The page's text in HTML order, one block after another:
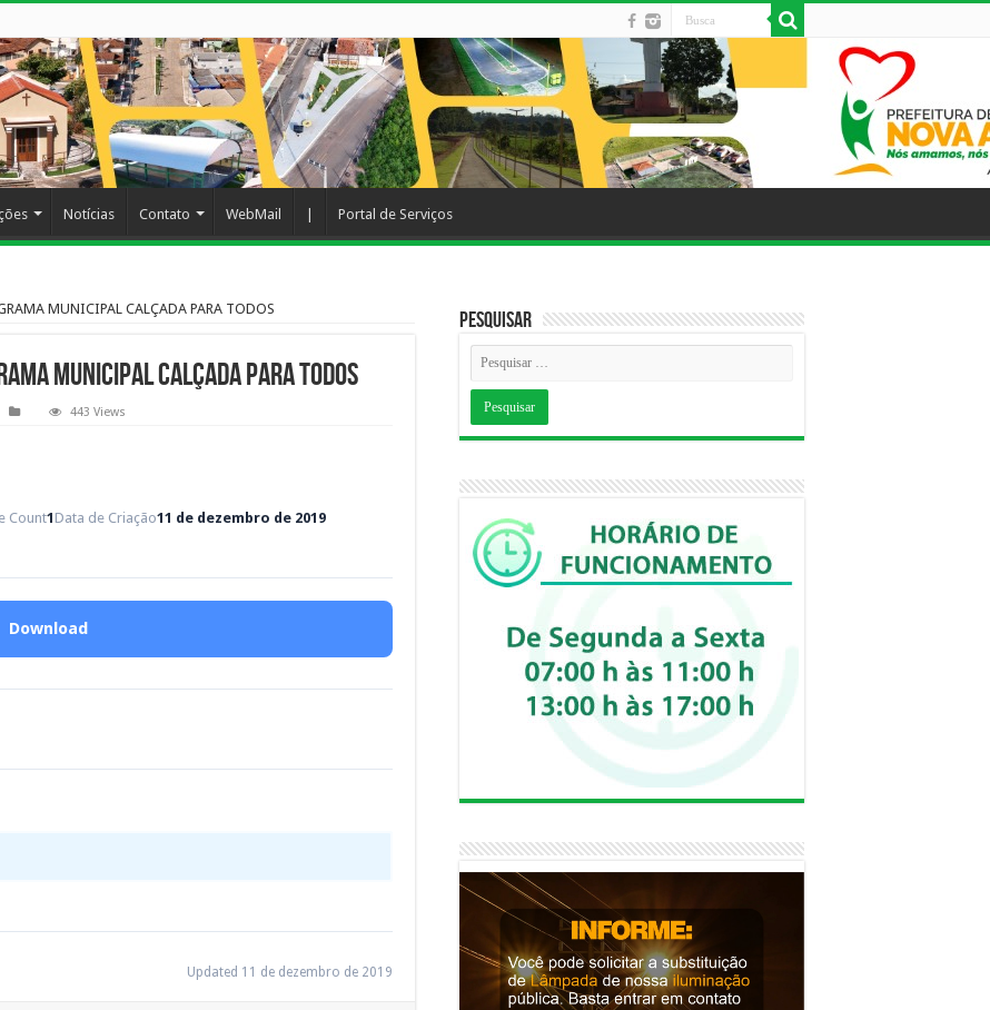
Notícias Contato WebMail Portal de Serviços
MUNICIPAL CALÇADA PARA TODOS
MUNICIPAL CALÇADA PARA TODOS
443 Views
Count1 Data de Criação11 de dezembro de 2019
Download
Updated 11 de dezembro de 2019
Pesquisar